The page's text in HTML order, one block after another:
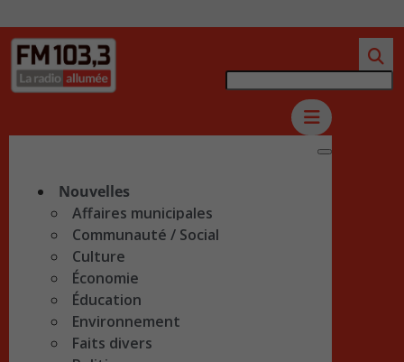
Nouvelles
Affaires municipales
Communauté / Social
Culture
Économie
Éducation
Environnement
Faits divers